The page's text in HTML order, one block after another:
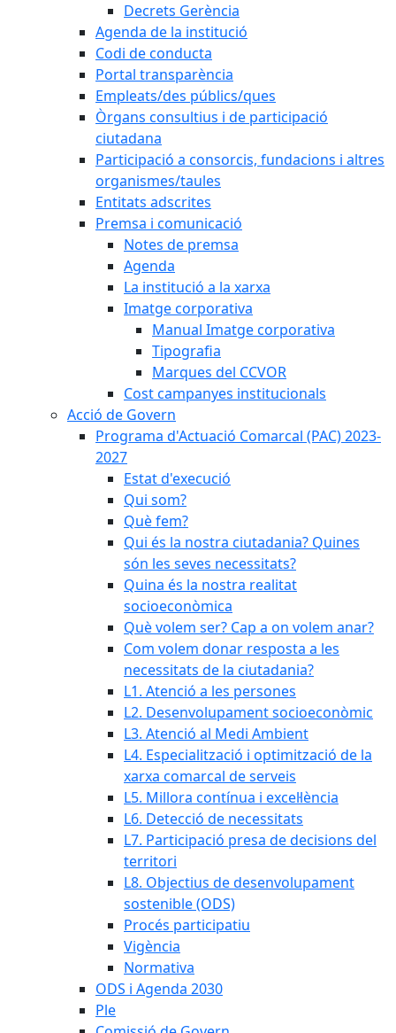
Decrets Gerència
Agenda de la institució
Codi de conducta
Portal transparència
Empleats/des públics/ques
Òrgans consultius i de participació
ciutadana
Participació a consorcis, fundacions i altres
organismes/taules
Entitats adscrites
Premsa i comunicació
Notes de premsa
Agenda
La institució a la xarxa
Imatge corporativa
Manual Imatge corporativa
Tipografia
Marques del CCVOR
Cost campanyes institucionals
Acció de Govern
Programa d'Actuació Comarcal (PAC) 2023-
2027
Estat d'execució
Qui som?
Què fem?
Qui és la nostra ciutadania? Quines
són les seves necessitats?
Quina és la nostra realitat
socioeconòmica
Què volem ser? Cap a on volem anar?
Com volem donar resposta a les
necessitats de la ciutadania?
L1. Atenció a les persones
L2. Desenvolupament socioeconòmic
L3. Atenció al Medi Ambient
L4. Especialització i optimització de la
xarxa comarcal de serveis
L5. Millora contínua i excel·lència
L6. Detecció de necessitats
L7. Participació presa de decisions del
territori
L8. Objectius de desenvolupament
sostenible (ODS)
Procés participatiu
Vigència
Normativa
ODS i Agenda 2030
Ple